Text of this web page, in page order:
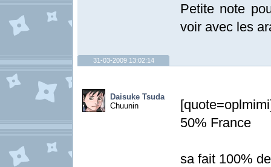
Petite note
voir avec les
31-03-2009 13:02:14
Daisuke Tsuda
Chuunin
50% France
sa fait 100%